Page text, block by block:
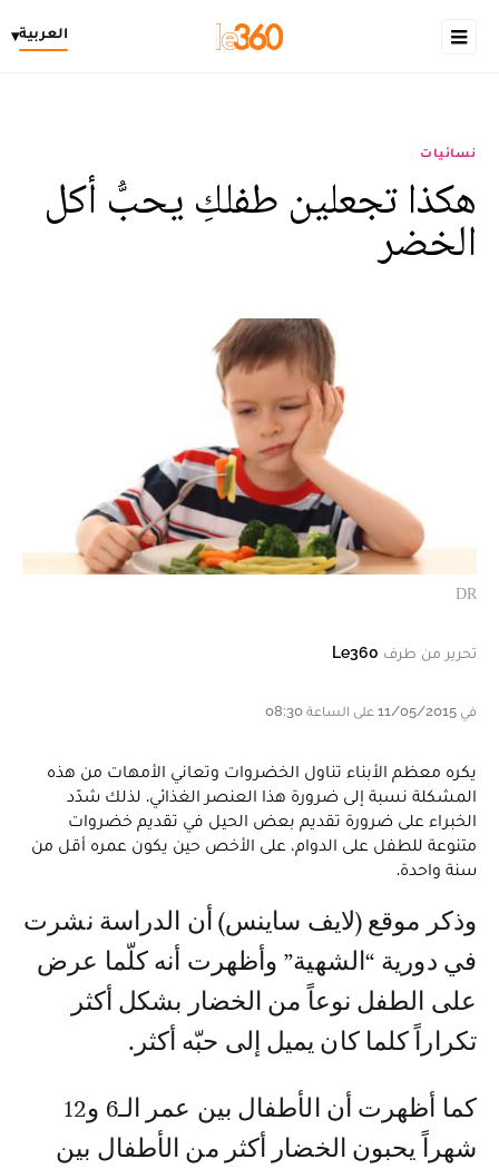
العربية▾
نسائيات
هكذا تجعلين طفلكِ يحبُّ أكل
الخضر
DR
تحرير من طرف Le360
في 11/05/2015 على الساعة 08:30
يكره معظم الأبناء تناول الخضروات وتعاني الأمهات من هذه
المشكلة نسبة إلى ضرورة هذا العنصر الغذائي. لذلك شدّد
الخبراء على ضرورة تقديم بعض الحيل في تقديم خضروات
متنوعة للطفل على الدوام، على الأخص حين يكون عمره أقل من
سنة واحدة.
وذكر موقع (لايف ساينس) أن الدراسة نشرت
في دورية “الشهية” وأظهرت أنه كلّما عرض
على الطفل نوعاً من الخضار بشكل أكثر
تكراراً كلما كان يميل إلى حبّه أكثر.
كما أظهرت أن الأطفال بين عمر الـ6 و12
شهراً يحبون الخضار أكثر من الأطفال بين